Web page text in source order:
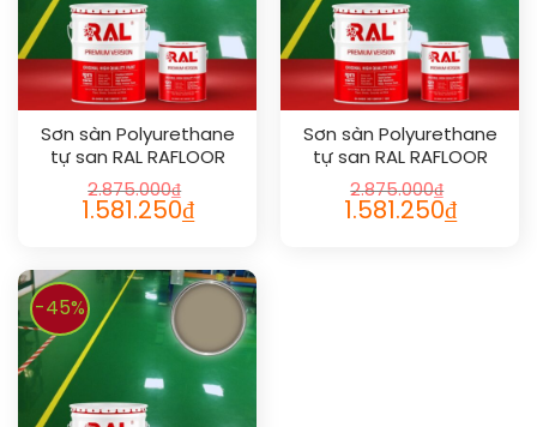
Sơn sàn Polyurethane
tự san RAL RAFLOOR
SHIELD SL 1027
2.875.000₫
1.581.250₫
Sơn sàn Polyurethane
tự san RAL RAFLOOR
SHIELD SL 1024
2.875.000₫
1.581.250₫
-45%